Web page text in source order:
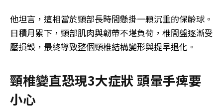
他坦言，這相當於頸部長時間懸掛一顆沉重的保齡球。
日積月累下，頸部肌肉與韌帶不堪負荷，椎間盤逐漸受
壓損毀，最終導致整個頸椎結構變形與提早退化。
頸椎變直恐現3大症狀 頭暈手痺要
小心